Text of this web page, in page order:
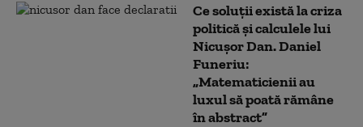
Ce soluții există la criza
politică și calculele lui
Nicușor Dan. Daniel
Funeriu:
„Matematicienii au
luxul să poată rămâne
în abstract”